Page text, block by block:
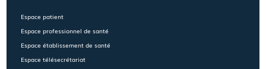
Espace patient
Espace professionnel de santé
Espace établissement de santé
Espace télésecrétariat